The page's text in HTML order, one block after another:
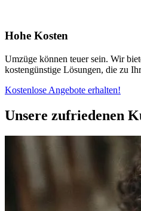
Hohe Kosten
Umzüge können teuer sein. Wir
kostengünstige Lösungen, die zu
Kostenlose Angebote erhalten!
Unsere zufriedenen